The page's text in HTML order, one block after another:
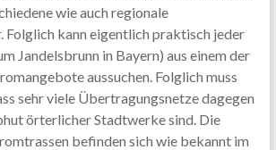
wie auch regionale
kann eigentlich praktisch jeder
Jandelsbrunn in Bayern) aus einem der
aussuchen. Folglich muss
sehr viele Übertragungsnetze dagegen
örterlicher Stadtwerke sind. Die
befinden sich wie bekannt im